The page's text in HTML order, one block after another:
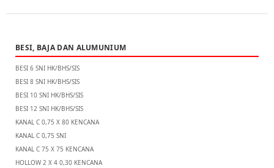
BESI, BAJA DAN ALUMUNIUM
BESI 6 SNI HK/BHS/SIS
BESI 8 SNI HK/BHS/SIS
BESI 10 SNI HK/BHS/SIS
BESI 12 SNI HK/BHS/SIS
KANAL C 0,75 X 80 KENCANA
KANAL C 0,75 SNI
KANAL C 75 X 75 KENCANA
HOLLOW 2 X 4 0,30 KENCANA